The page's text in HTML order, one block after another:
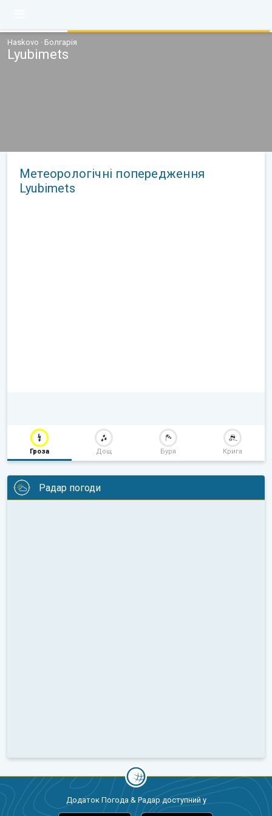
Haskovo · Болгарія
Lyubimets
Метеорологічні попередження
Lyubimets
Гроза Дощ Буря Крига
Радар погоди
Додаток Погода & Радар доступний у